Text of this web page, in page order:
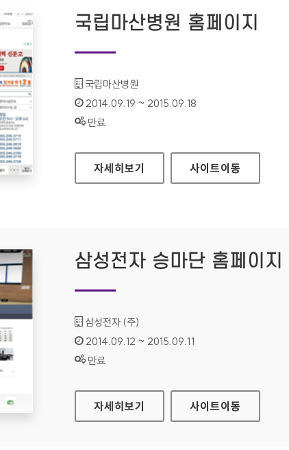
국립마산병원 홈페이지
기관명 :
국립마산병원
인증기간 :
2014.09.19 ~ 2015.09.18
상태 :
만료
국립마산병원 홈페이지
자세히보기 사이트이동
삼성전자 승마단 홈페이지
기관명 :
삼성전자 (주)
인증기간 :
2014.09.12 ~ 2015.09.11
상태 :
만료
삼성전자 승마단 홈페이지
자세히보기 사이트이동